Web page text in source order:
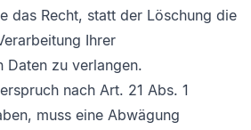
das Recht, statt der Löschung die
Ihrer
Daten zu verlangen.
nach Art. 21 Abs. 1
muss eine Abwägung